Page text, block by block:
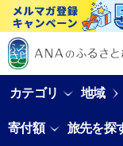
カテゴリ 地域
寄付額 旅先を探